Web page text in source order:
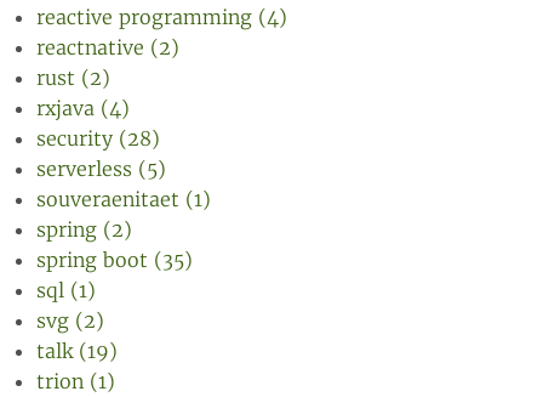
reactive programming (4)
reactnative (2)
rust (2)
rxjava (4)
security (28)
serverless (5)
souveraenitaet (1)
spring (2)
spring boot (35)
sql (1)
svg (2)
talk (19)
trion (1)